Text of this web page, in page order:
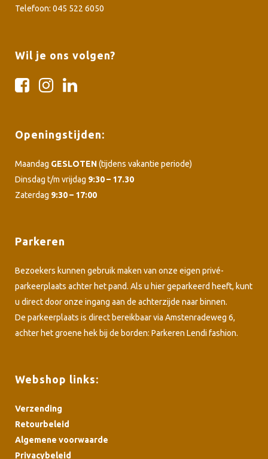
Telefoon: 045 522 6050
Wil je ons volgen?
Openingstijden:
Maandag GESLOTEN(tijdens vakantie periode)
Dinsdag t/m vrijdag 9:30 – 17.30
Zaterdag 9:30 – 17:00
Parkeren
Bezoekers kunnen gebruik maken van onze eigen privé-
parkeerplaats achter het pand. Als u hier geparkeerd heeft, kunt
u direct door onze ingang aan de achterzijde naar binnen.
De parkeerplaats is direct bereikbaar via Amstenradeweg 6,
achter het groene hek bij de borden: Parkeren Lendi fashion.
Webshop links:
Verzending
Retourbeleid
Algemene voorwaarde
Privacybeleid